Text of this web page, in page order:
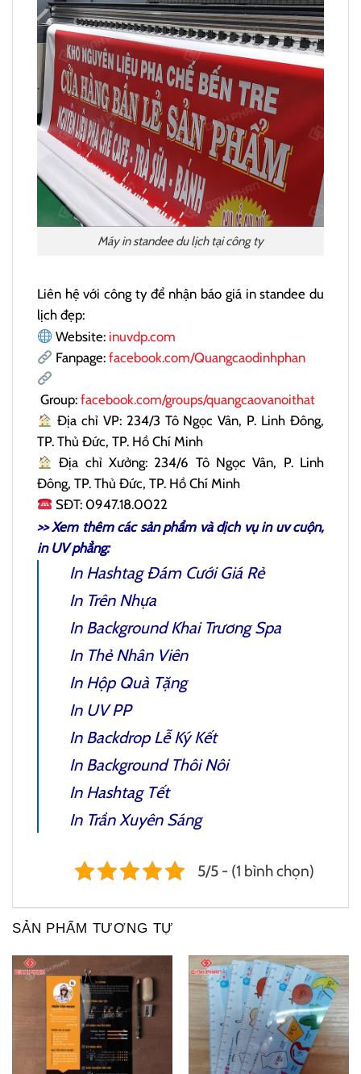
Máy in standee du lịch tại công ty
Liên hệ với công ty để nhận báo giá in standee du
lịch đẹp:
Website: inuvdp.com
Fanpage: facebook.com/Quangcaodinhphan
Group: facebook.com/groups/quangcaovanoithat
Địa chỉ VP: 234/3 Tô Ngọc Vân, P. Linh Đông,
TP. Thủ Đức, TP. Hồ Chí Minh
Địa chỉ Xưởng: 234/6 Tô Ngọc Vân, P. Linh
Đông, TP. Thủ Đức, TP. Hồ Chí Minh
SĐT: 0947.18.0022
>> Xem thêm các sản phẩm và dịch vụin uv cuộn,
in UV phẳng:
In Hashtag Đám Cưới Giá Rẻ
In Trên Nhựa
In Background Khai Trương Spa
In Thẻ Nhân Viên
In Hộp Quà Tặng
In UV PP
In Backdrop Lễ Ký Kết
In Background Thôi Nôi
In Hashtag Tết
In Trần Xuyên Sáng
5/5 - (1 bình chọn)
SẢN PHẨM TƯƠNG TỰ